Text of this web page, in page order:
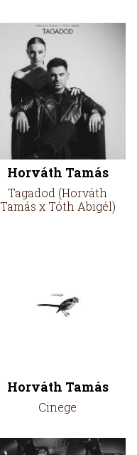
Horváth Tamás
Tagadod (Horváth
Tamás x Tóth Abigél)
Horváth Tamás
Cinege